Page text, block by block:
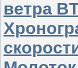
ветра